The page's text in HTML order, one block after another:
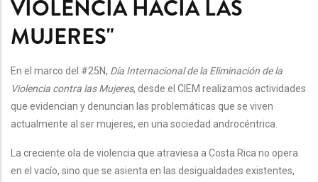
VIOLENCIA HACIA LAS
MUJERES"
En el marco del #25N, Día Internacional de la Eliminación de la
Violencia contra las Mujeres, desde el CIEM realizamos actividades
que evidencian y denuncian las problemáticas que se viven
actualmente al ser mujeres, en una sociedad androcéntrica.
La creciente ola de violencia que atraviesa a Costa Rica no opera
en el vacío, sino que se asienta en las desigualdades existentes,